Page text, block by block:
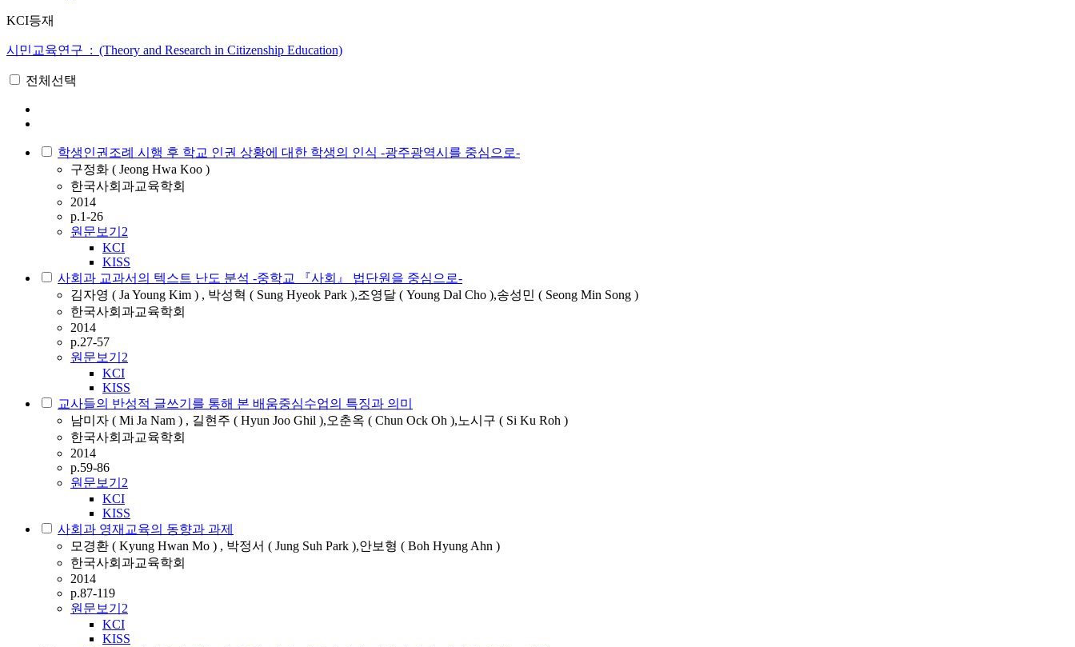
KCI등재
시민교육연구 : (Theory and Research in Citizenship Education)
전체선택
학생인권조례 시행 후 학교 인권 상황에 대한 학생의 인식 -광주광역시를 중심으로-
구정화 ( Jeong Hwa Koo )
한국사회과교육학회
2014
p.1-26
원문보기 2
KCI
KISS
사회과 교과서의 텍스트 난도 분석 -중학교 『사회』 법단원을 중심으로-
김자영 ( Ja Young Kim ) , 박성혁 ( Sung Hyeok Park ),조영달 ( Young Dal Cho ),송성민 ( Seong Min Song )
한국사회과교육학회
2014
p.27-57
원문보기 2
KCI
KISS
교사들의 반성적 글쓰기를 통해 본 배움중심수업의 특징과 의미
남미자 ( Mi Ja Nam ) , 길현주 ( Hyun Joo Ghil ),오춘옥 ( Chun Ock Oh ),노시구 ( Si Ku Roh )
한국사회과교육학회
2014
p.59-86
원문보기 2
KCI
KISS
사회과 영재교육의 동향과 과제
모경환 ( Kyung Hwan Mo ) , 박정서 ( Jung Suh Park ),안보형 ( Boh Hyung Ahn )
한국사회과교육학회
2014
p.87-119
원문보기 2
KCI
KISS